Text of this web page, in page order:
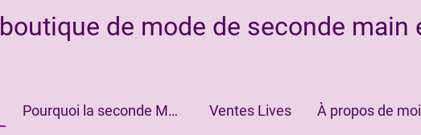
boutique de mode de seconde main
Pourquoi la seconde Main? Ventes Lives À propos de moi